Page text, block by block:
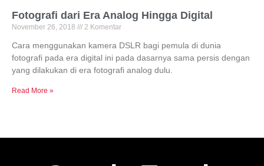
Fotografi dari Era Analog Hingga Digital
November 26, 2018 2 Komentar
Cara menggunakan kamera DSLR bagi pemula di dunia
fotografi pada era digital ini pada dasarnya sama persis dengan
yang dilakukan di era fotografi analog dulu.
Read More »